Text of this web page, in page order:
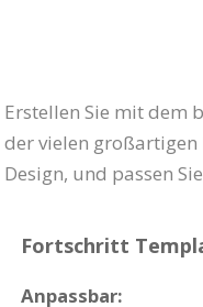
Erstellen Sie mit dem
der vielen großartigen
Design, und passen
Fortschritt
Anpassbar: